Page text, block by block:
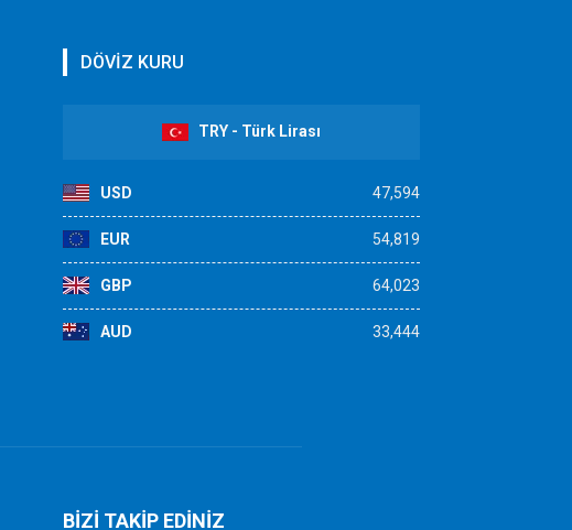
DÖVİZ KURU
TRY - Türk Lirası
USD 47,594
EUR 54,819
GBP 64,023
AUD 33,444
BİZİ TAKİP EDİNİZ